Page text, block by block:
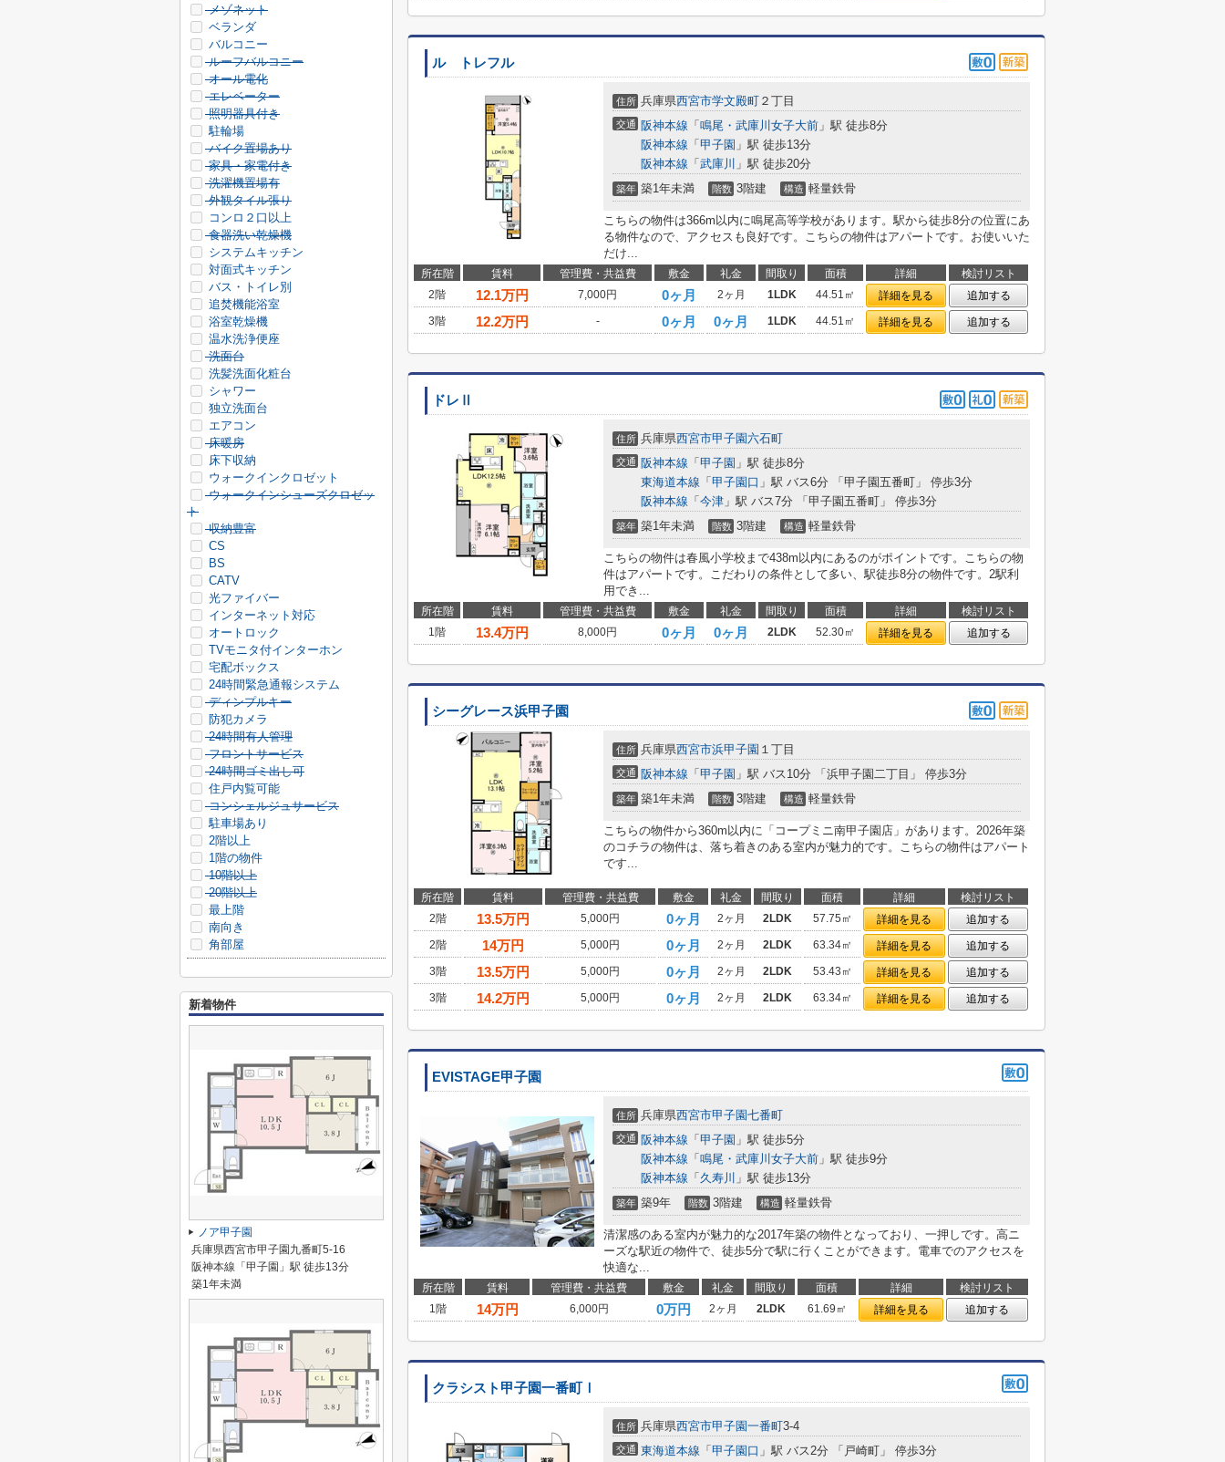
ル トレフル
住所 兵庫県西宮市学文殿町 ２丁目
交通 阪神本線 「 鳴尾・武庫川女子大前 」駅 徒歩8分
阪神本線 「 甲子園 」駅 徒歩13分
阪神本線 「 武庫川 」駅 徒歩20分
築年 築1年未満 階数 3階建 構造 軽量鉄骨
こちらの物件は366m以内に鳴尾高等学校があります。駅から徒歩8分の位置にあ
る物件なので、アクセスも良好です。こちらの物件はアパートです。お使いいた
だけ...
所在階 賃料 管理費・共益費 敷金 礼金 間取り 面積 詳細
検討リスト
2階
12.1万円 7,000円 0ヶ月 2ヶ月 1LDK 44.51㎡ 詳細を見る
追加する
3階
12.2万円 - 0ヶ月 0ヶ月 1LDK 44.51㎡ 詳細を見る 追加する
ドレⅡ
住所 兵庫県西宮市甲子園六石町
交通 阪神本線 「 甲子園 」駅 徒歩8分
東海道本線 「 甲子園口 」駅 バス6分 「甲子園五番町」 停歩3分
阪神本線 「 今津 」駅 バス7分 「甲子園五番町」 停歩3分
築年 築1年未満 階数 3階建 構造 軽量鉄骨
こちらの物件は春風小学校まで438m以内にあるのがポイントです。こちらの物
件はアパートです。こだわりの条件として多い、駅徒歩8分の物件です。2駅利
用でき...
所在階 賃料 管理費・共益費 敷金 礼金 間取り 面積 詳細
検討リスト
1階
13.4万円 8,000円 0ヶ月 0ヶ月 2LDK 52.30㎡ 詳細を見る 追加する
シーグレース浜甲子園
住所 兵庫県西宮市浜甲子園 １丁目
交通 阪神本線 「 甲子園 」駅 バス10分 「浜甲子園二丁目」 停歩3分
築年 築1年未満 階数 3階建 構造 軽量鉄骨
こちらの物件から360m以内に「コープミニ南甲子園店」があります。2026年築
のコチラの物件は、落ち着きのある室内が魅力的です。こちらの物件はアパート
です...
所在階 賃料 管理費・共益費 敷金 礼金 間取り 面積 詳細
検討リスト
2階
13.5万円 5,000円 0ヶ月 2ヶ月 2LDK 57.75㎡ 詳細を見る
追加する
2階
14万円 5,000円 0ヶ月 2ヶ月 2LDK 63.34㎡ 詳細を見る
追加する
3階
13.5万円 5,000円 0ヶ月 2ヶ月 2LDK 53.43㎡ 詳細を見る
追加する
3階
14.2万円 5,000円 0ヶ月 2ヶ月 2LDK 63.34㎡ 詳細を見る 追加する
EVISTAGE甲子園
住所 兵庫県西宮市甲子園七番町
交通 阪神本線 「 甲子園 」駅 徒歩5分
阪神本線 「 鳴尾・武庫川女子大前 」駅 徒歩9分
阪神本線 「 久寿川 」駅 徒歩13分
築年 築9年 階数 3階建 構造 軽量鉄骨
清潔感のある室内が魅力的な2017年築の物件となっており、一押しです。高ニ
ーズな駅近の物件で、徒歩5分で駅に行くことができます。電車でのアクセスを
快適な...
所在階 賃料 管理費・共益費 敷金 礼金 間取り 面積 詳細
検討リスト
1階
14万円 6,000円 0万円 2ヶ月 2LDK 61.69㎡ 詳細を見る 追加する
クラシスト甲子園一番町Ⅰ
住所 兵庫県西宮市甲子園一番町3-4
交通 東海道本線 「 甲子園口 」駅 バス2分 「戸崎町」 停歩3分
メゾネット
ベランダ
バルコニー
ルーフバルコニー
オール電化
エレベーター
照明器具付き
駐輪場
バイク置場あり
家具・家電付き
洗濯機置場有
外観タイル張り
コンロ２口以上
食器洗い乾燥機
システムキッチン
対面式キッチン
バス・トイレ別
追焚機能浴室
浴室乾燥機
温水洗浄便座
洗面台
洗髪洗面化粧台
シャワー
独立洗面台
エアコン
床暖房
床下収納
ウォークインクロゼット
ウォークインシューズクロゼッ
ト
収納豊富
CS
BS
CATV
光ファイバー
インターネット対応
オートロック
TVモニタ付インターホン
宅配ボックス
24時間緊急通報システム
ディンプルキー
防犯カメラ
24時間有人管理
フロントサービス
24時間ゴミ出し可
住戸内覧可能
コンシェルジュサービス
駐車場あり
2階以上
1階の物件
10階以上
20階以上
最上階
南向き
角部屋
新着物件
ノア甲子園
兵庫県西宮市甲子園九番町5-16
阪神本線「甲子園」駅 徒歩13分
築1年未満